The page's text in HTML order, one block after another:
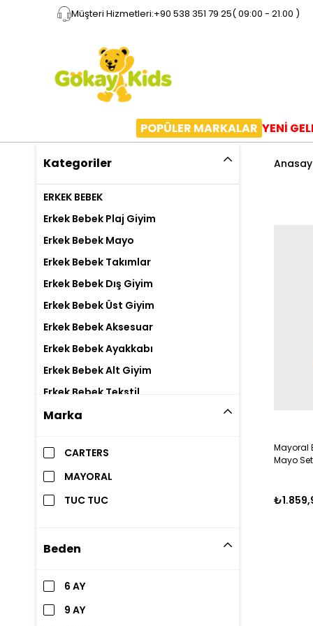
Müşteri Hizmetleri:+90 538 351 79 25( 09:00 - 21.00 )
POPÜLER MARKALAR YENİ
Kategoriler
ERKEK BEBEK
Erkek Bebek Plaj Giyim
Erkek Bebek Mayo
Erkek Bebek Takımlar
Erkek Bebek Dış Giyim
Erkek Bebek Üst Giyim
Erkek Bebek Aksesuar
Erkek Bebek Ayakkabı
Erkek Bebek Alt Giyim
Erkek Bebek Tekstil
Marka
CARTERS
MAYORAL
TUC TUC
Beden
6 AY
9 AY
Mayoral
Mayo